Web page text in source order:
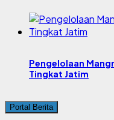
Pengelolaan
Tingkat Jatim
Portal Berita